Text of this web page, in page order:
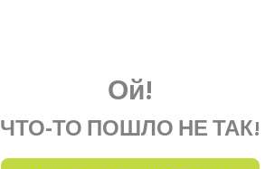
Ой!
ЧТО-ТО ПОШЛО НЕ ТАК!